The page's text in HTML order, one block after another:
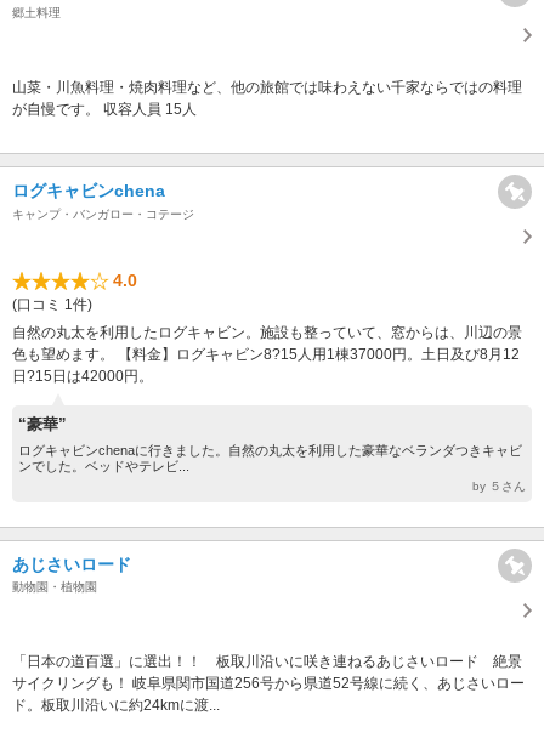
郷土料理
山菜・川魚料理・焼肉料理など、他の旅館では味わえない千家ならではの料理
が自慢です。 収容人員 15人
ログキャビンchena
キャンプ・バンガロー・コテージ
4.0
(口コミ 1件)
自然の丸太を利用したログキャビン。施設も整っていて、窓からは、川辺の景
色も望めます。 【料金】ログキャビン8?15人用1棟37000円。土日及び8月12
日?15日は42000円。
“豪華”
ログキャビンchenaに行きました。自然の丸太を利用した豪華なベランダつきキャビ
ンでした。ベッドやテレビ...
by ５さん
あじさいロード
動物園・植物園
「日本の道百選」に選出！！ 板取川沿いに咲き連ねるあじさいロード 絶景
サイクリングも！ 岐阜県関市国道256号から県道52号線に続く、あじさいロー
ド。板取川沿いに約24kmに渡...